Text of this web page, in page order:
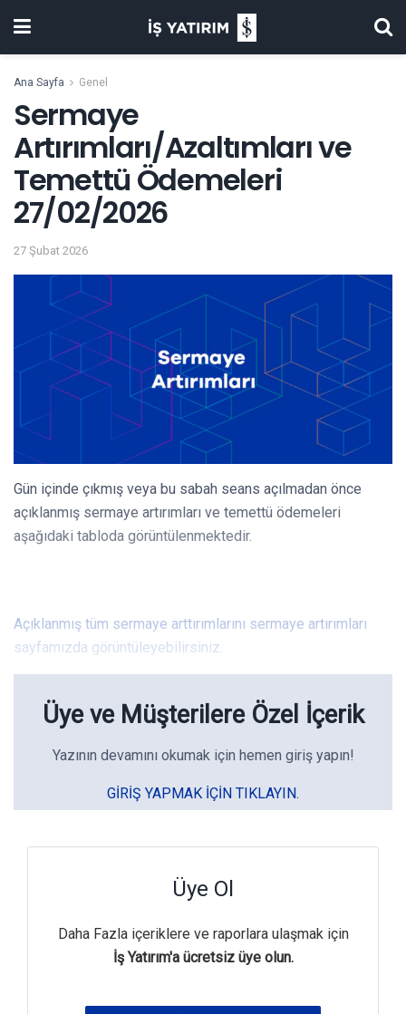
Ana Sayfa Genel
Sermaye
Artırımları/Azaltımları ve
Temettü Ödemeleri
27/02/2026
27 Şubat 2026
Gün içinde çıkmış veya bu sabah seans açılmadan önce
açıklanmış sermaye artırımları ve temettü ödemeleri
aşağıdaki tabloda görüntülenmektedir.
Açıklanmış tüm sermaye arttırımlarını sermaye artırımları
sayfamızda görüntüleyebilirsiniz.
Üye ve Müşterilere Özel İçerik
Yazının devamını okumak için hemen giriş yapın!
GIRIŞ YAPMAK IÇIN TIKLAYIN.
Üye Ol
Daha Fazla içeriklere ve raporlara ulaşmak için
İş Yatırım'a ücretsiz üye olun.